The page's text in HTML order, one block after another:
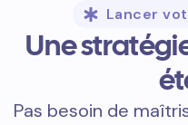
Lancer
Une
Pas besoin de